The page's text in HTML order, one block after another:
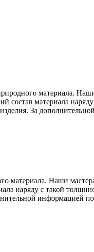
материала.
состав материала
За
материала. Наши
наряду с такой
информацией